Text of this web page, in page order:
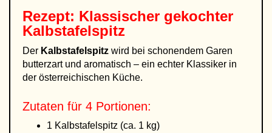
Rezept: Klassischer gekochter
Kalbstafelspitz
Der Kalbstafelspitz wird bei schonendem Garen
butterzart und aromatisch – ein echter Klassiker in
der österreichischen Küche.
Zutaten für 4 Portionen:
1 Kalbstafelspitz (ca. 1 kg)